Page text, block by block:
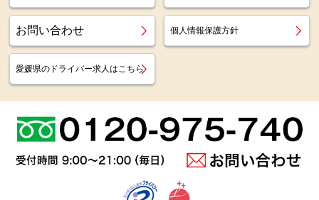
お問い合わせ 個人情報保護方針
愛媛県のドライバー求人はこちら